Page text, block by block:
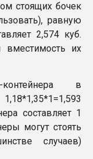
стоящих бочек
равную
2,574 куб.
вместимость их
в
составляет 1
могут стоять
случаев)